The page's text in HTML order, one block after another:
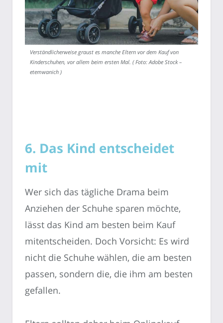
Verständlicherweise graust es manche Eltern vor dem Kauf von
Kinderschuhen, vor allem beim ersten Mal. ( Foto: Adobe Stock –
etemwanich )
6. Das Kind entscheidet
mit
Wer sich das tägliche Drama beim
Anziehen der Schuhe sparen möchte,
lässt das Kind am besten beim Kauf
mitentscheiden. Doch Vorsicht: Es wird
nicht die Schuhe wählen, die am besten
passen, sondern die, die ihm am besten
gefallen.